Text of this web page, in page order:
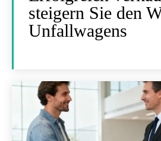
steigern Sie den
Unfallwagens